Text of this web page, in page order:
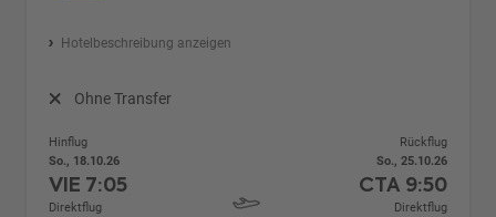
Hotelbeschreibung anzeigen
Ohne Transfer
Hinflug
So., 18.10.26
VIE 7:05
Direktflug
Rückflug
So., 25.10.26
CTA 9:50
Direktflug